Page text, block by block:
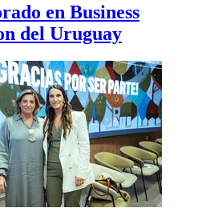
en Business
del Uruguay